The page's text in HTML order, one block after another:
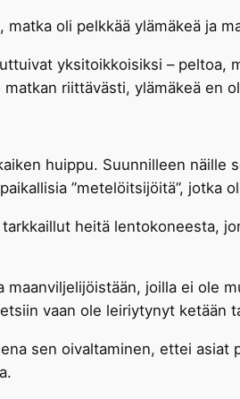
oli pelkkää ylämäkeä ja
yksitoikkoisiksi – peltoa,
riittävästi, ylämäkeä en
huippu. Suunnilleen
”metelöitsijöitä”, jotka
heitä lentokoneesta,
joilla ei ole
vaan ole leiriytynyt ketään
sen oivaltaminen, ettei asiat